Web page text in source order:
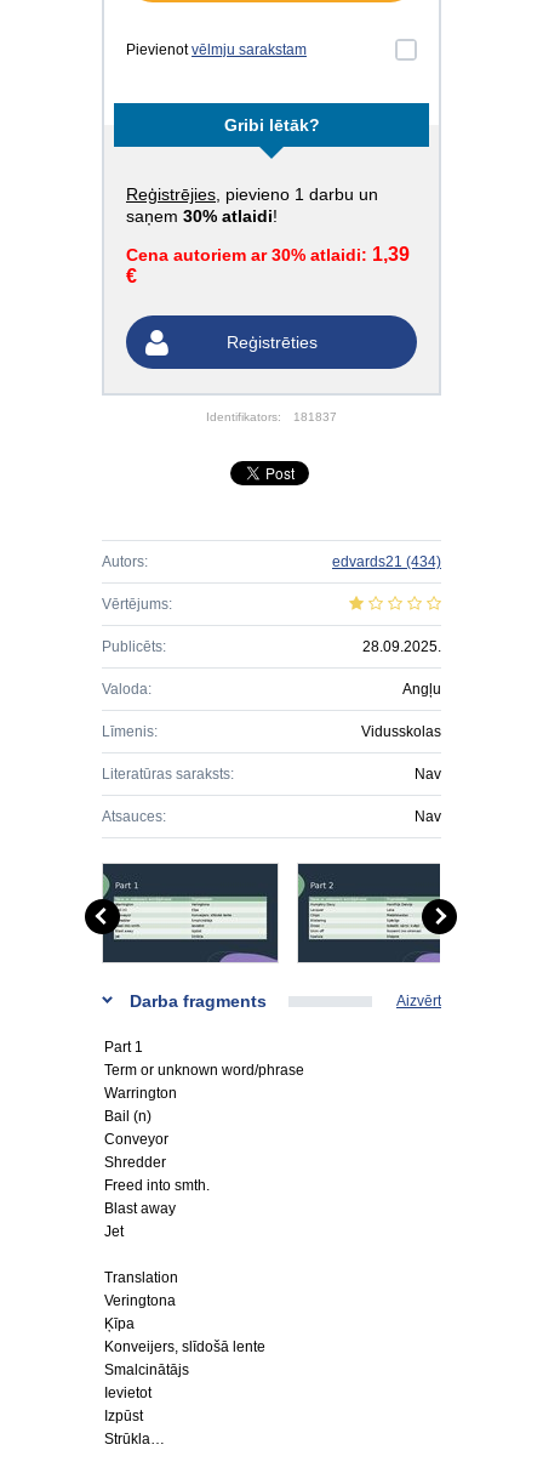
Pievienotvēlmju sarakstam
Gribi lētāk?
Reģistrējies , pievieno 1 darbu un
saņem 30% atlaidi!
Cena autoriem ar 30% atlaidi: 1,39
€
Reģistrēties
Identifikators: 181837
Autors: edvards21 (434)
Vērtējums:
Publicēts: 28.09.2025.
Valoda: Angļu
Līmenis: Vidusskolas
Literatūras saraksts: Nav
Atsauces: Nav
Darba fragments Aizvērt
Part 1
Term or unknown word/phrase
Warrington
Bail (n)
Conveyor
Shredder
Freed into smth.
Blast away
Jet
Translation
Veringtona
Ķīpa
Konveijers, slīdošā lente
Smalcinātājs
Ievietot
Izpūst
Strūkla…